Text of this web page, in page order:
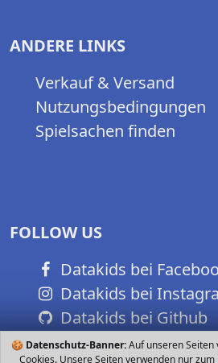
🍪 Datenschutz-Banner:Auf unseren Seiten
Cookies. Unsere Seiten verwenden nur
ANDERE LINKS
Verkauf & Versand
Nutzungsbedingungen
Spielsachen finden
FOLLOW US
Datakids bei
Datakids bei
Datakids bei Github